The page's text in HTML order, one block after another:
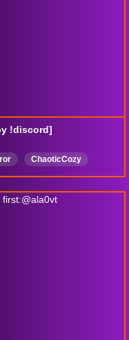
!discord]
ChaoticCozy
English
Dubby